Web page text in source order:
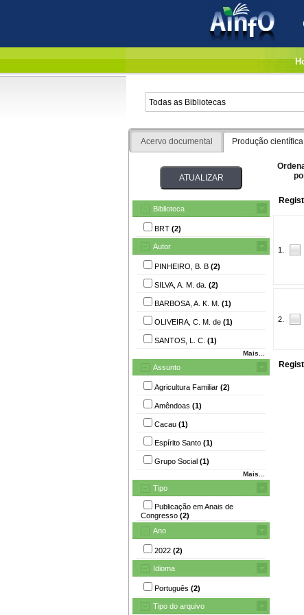
Acervo documental Produção científica
Biblioteca
BRT (2)
Autor
PINHEIRO, B. B (2)
SILVA, A. M. da. (2)
BARBOSA, A. K. M. (1)
OLIVEIRA, C. M. de (1)
SANTOS, L. C. (1)
Mais...
Assunto
Agricultura Familiar (2)
Amêndoas (1)
Cacau (1)
Espírito Santo (1)
Grupo Social (1)
Mais...
Tipo
Publicação em Anais de
Congresso (2)
Ano
2022 (2)
Idioma
Português (2)
Tipo do arquivo
1.
2.